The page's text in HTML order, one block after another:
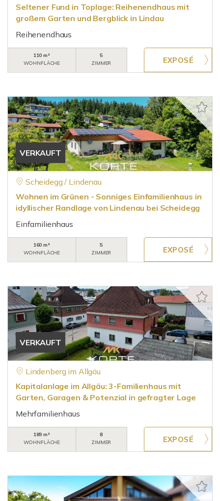
Seltener Fund in Toplage: Reihenendhaus mit
großem Garten und Bergblick in Lindau
Reihenendhaus
110 m²
WOHNFLÄCHE
5
ZIMMER
VERKAUFT
Scheidegg / Lindenau
Wohnen im Grünen - Sonniges Einfamilienhaus in
idyllischer Randlage von Lindenau bei Scheidegg
Einfamilienhaus
160 m²
WOHNFLÄCHE
5
ZIMMER
VERKAUFT
Lindenberg im Allgäu
Kapitalanlage im Allgäu: 3-Familienhaus mit
Garten, Garagen & Potenzial in gefragter Lage
Mehrfamilienhaus
189 m²
WOHNFLÄCHE
8
ZIMMER